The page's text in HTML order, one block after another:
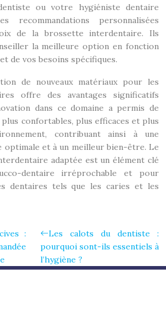
ou votre hygiéniste dentaire
recommandations personnalisées
de la brossette interdentaire. Ils
la meilleure option en fonction
de vos besoins spécifiques.
de nouveaux matériaux pour les
offre des avantages significatifs
dans ce domaine a permis de
confortables, plus efficaces et plus
contribuant ainsi à une
optimale et à un meilleur bien-être. Le
adaptée est un élément clé
dentaire irréprochable et pour
dentaires tels que les caries et les
:
Les calots du dentiste :
pourquoi sont-ils essentiels à
l’hygiène ?